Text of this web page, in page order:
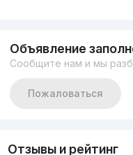
Объявление
Сообщите нам и мы
Пожаловаться
Отзывы и рейтинг